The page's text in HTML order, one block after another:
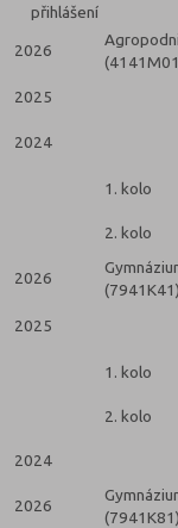
přihlášení
2026
2025
2024
1. kolo
2. kolo
2026
(7941K41)
2025
1. kolo
2. kolo
2024
2026
(7941K81)